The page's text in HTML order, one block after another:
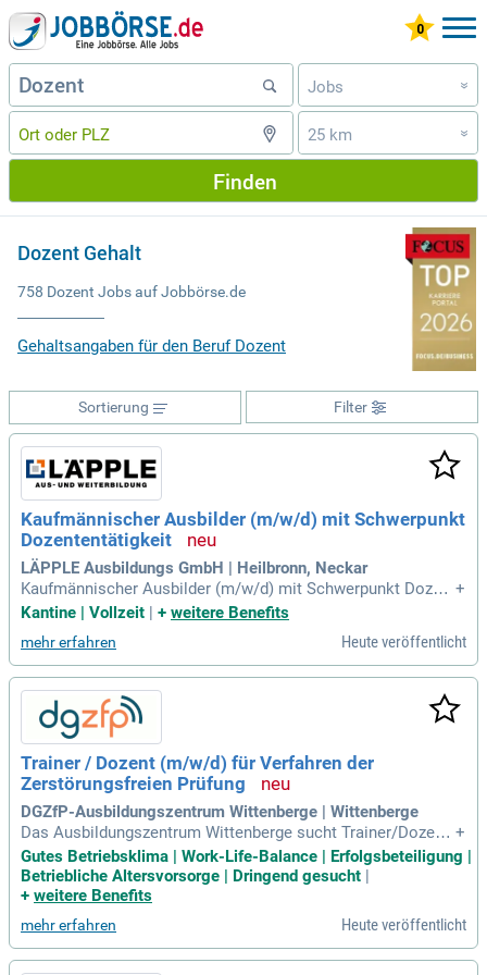
Jobs »
25 km »
Finden
Dozent Gehalt
758 Dozent Jobs auf Jobbörse.de
Gehaltsangaben für den Beruf Dozent
Filter
Sortierung
Kaufmännischer Ausbilder (m/w/d) mit Schwerpunkt
Dozententätigkeit
LÄPPLE Ausbildungs GmbH | Heilbronn, Neckar
Kaufmännischer Ausbilder (m/w/d) mit Schwerpunkt Dozent
entätigkeit: Heilbronn; Vollzeit; befristet: Aufgaben: Dozente
erricht gestalten: Planung, Vorbereitung und Durchführung v
on internem Berufsschulunterricht
+
Kantine | Vollzeit | + weitere Benefits
mehr erfahren Heute veröffentlicht
Trainer / Dozent (m/w/d) für Verfahren der
Zerstörungsfreien Prüfung
DGZfP-Ausbildungszentrum Wittenberge | Wittenberge
Das Ausbildungszentrum Wittenberge sucht Trainer/Dozent
en (m/w/d) für Verfahren der Zerstörungsfreien Prüfung (Zf
P). Mit über 20 Jahren Erfahrung bieten wir Schulungen in de
r Eisenbahn-Instandhaltung an, basierend auf DIN EN ISO 97
sprüfungen in den Verfahren Wirbelstromprüfung, Magnetpul
verprüfung, Ultraschallprüfung und Sichtprüfung. Die Qualifik
ation reicht von Stufe 1 und 2 bis zur umfassenden Grundlag
+
Gutes Betriebsklima | Work-Life-Balance | Erfolgsbeteiligung |
Betriebliche Altersvorsorge | Dringend gesucht
+ weitere Benefits
mehr erfahren Heute veröffentlicht